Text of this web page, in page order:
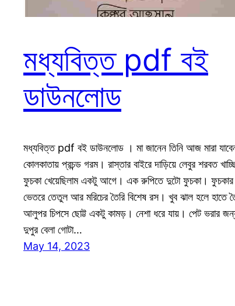
মধ্যবিত্ত pdf বই
ডাউনলোড
মধ্যবিত্ত pdf বই ডাউনলোড । মা জানেন তিনি আজ মারা
কোলকাতায় প্রচন্ড গরম। রাস্তার বাইরে দাড়িয়ে লেবুর শরবত
ফুচকা খেয়েছিলাম একটু আগে। এক রুপিতে দুটো ফুচকা। ফুচকার
ভেতরে তেতুল আর মরিচের তৈরি বিশেষ রস। খুব ঝাল হলে হাতে
আলুপর চিপসে ছোট্ট একটু কামড়। নেশা ধরে যায়। পেট ভরার
দুপুর বেলা গোটা…
May 14, 2023